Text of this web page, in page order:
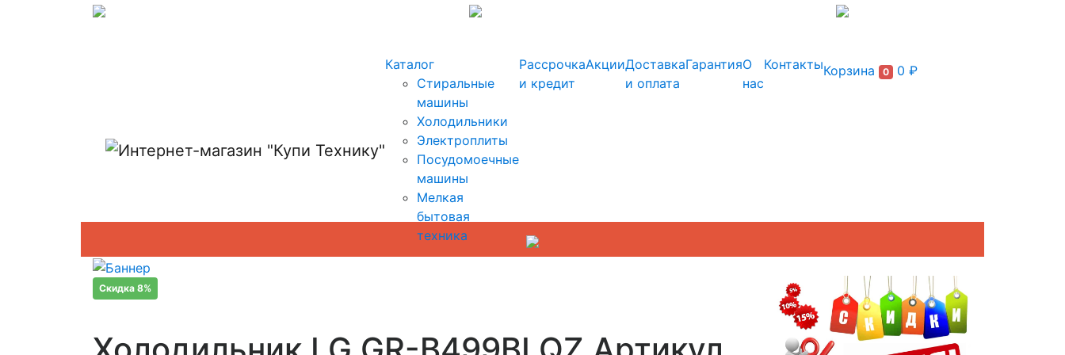
Каталог
Стиральные
машины
Холодильники
Электроплиты
Посудомоечные
машины
Мелкая
бытовая
техника
Рассрочка
и кредит
АкцииДоставка
и оплата
ГарантияО
нас
КонтактыКорзина 0 0 ₽
Скидка 8%